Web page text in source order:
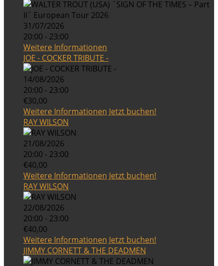
31/07/2026
20:00 - 23:00
Weitere Informationen
JOE - COCKER TRIBUTE -
14/08/2026
20:00 - 23:00
€30,00
Weitere Informationen Jetzt buchen!
RAY WILSON
21/08/2026
20:00 - 23:00
€40,00
Weitere Informationen Jetzt buchen!
RAY WILSON
22/08/2026
20:00 - 23:00
€40,00
Weitere Informationen Jetzt buchen!
JIMMY CORNETT & THE DEADMEN